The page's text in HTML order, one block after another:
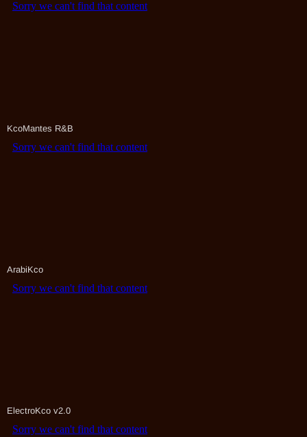
KcoMantes R&B
ArabiKco
ElectroKco v2.0